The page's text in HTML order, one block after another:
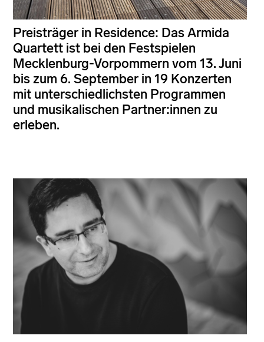
Preisträger in Residence: Das Armida
Quartett ist bei den Festspielen
Mecklenburg-Vorpommern vom 13. Juni
bis zum 6. September in 19 Konzerten
mit unterschiedlichsten Programmen
und musikalischen Partner:innen zu
erleben.